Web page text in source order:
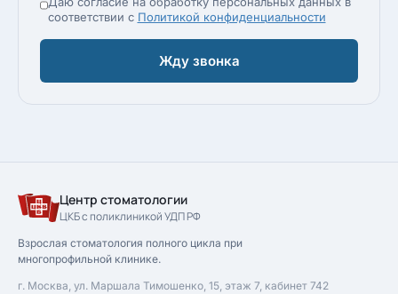
соответствии с Политикой конфиденциальности
Жду звонка
Центр стоматологии
ЦКБ с поликлиникой УДП РФ
Взрослая стоматология полного цикла при
многопрофильной клинике.
г. Москва, ул. Маршала Тимошенко, 15, этаж 7, кабинет 742